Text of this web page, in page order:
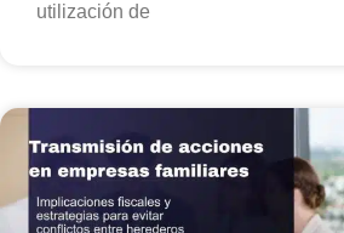
utilización de